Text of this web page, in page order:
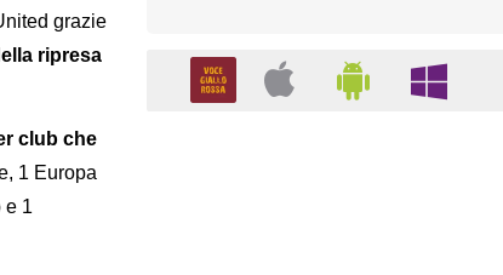
grazie
ripresa
club che
1 Europa
e 1